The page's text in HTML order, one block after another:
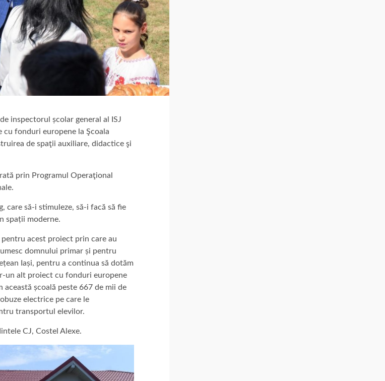
inspectorul școlar general al ISJ
cu fonduri europene la Şcoala
de spaţii auxiliare, didactice şi
prin Programul Operaţional
care să-i stimuleze, să-i facă să fie
spații moderne.
acest proiect prin care au
domnului primar și pentru
Iași, pentru a continua să dotăm
un alt proiect cu fonduri europene
școală peste 667 de mii de
electrice pe care le
transportul elevilor.
CJ, Costel Alexe.